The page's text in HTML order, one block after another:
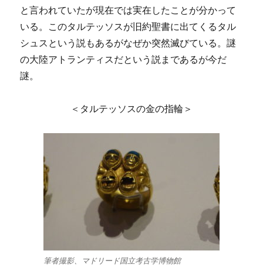
と言われていたが現在では実在したことが分かって
いる。このタルテッソスが旧約聖書に出てくるタル
シュスという説もあるがなぜか突然滅びている。謎
の大陸アトランティスだという説まであるが今だ
謎。
＜タルテッソスの金の指輪＞
筆者撮影、マドリード国立考古学博物館